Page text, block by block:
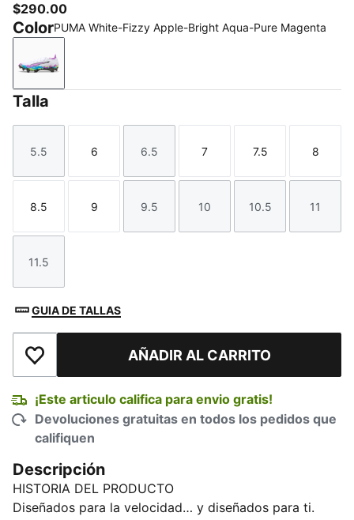
$290.00
ColorPUMA White-Fizzy Apple-Bright Aqua-Pure Magenta
PUMA White-Fizzy Apple-Bright Aqua-Pure Magenta
Talla
Talla
5.5
Talla
6
Talla
6.5
Talla
7
Talla
7.5
Talla
8
Talla
8.5
Talla
9
Talla
9.5
Talla
10
Talla
10.5
Talla
11
Talla
11.5
GUIA DE TALLAS
Añadir a la lista de deseosAÑADIR AL CARRITO
¡Este articulo califica para envio gratis!
Devoluciones gratuitas en todos los pedidos que
califiquen
Descripción
HISTORIA DEL PRODUCTO
Diseñados para la velocidad… y diseñados para ti.